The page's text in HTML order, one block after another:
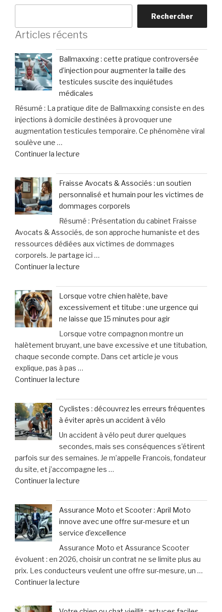
Rechercher
Articles récents
Ballmaxxing : cette pratique controversée
d’injection pour augmenter la taille des
testicules suscite des inquiétudes
médicales
Résumé : La pratique dite de Ballmaxxing consiste en des
injections à domicile destinées à provoquer une
augmentation testicules temporaire. Ce phénomène viral
soulève une …
Continuer la lecture
:
cette
pratique
controversée
d’injection
pour
augmenter
la
inquiétudes
médicales »
Fraisse Avocats & Associés : un soutien
personnalisé et humain pour les victimes de
dommages corporels
Résumé : Présentation du cabinet Fraisse
Avocats & Associés, de son approche humaniste et des
ressources dédiées aux victimes de dommages
corporels. Je partage ici …
Continuer la lecture
Avocats
&
Associés
:
un
soutien
personnalisé
et
dommages
corporels »
Lorsque votre chien halète, bave
excessivement et titube : une urgence qui
ne laisse que 15 minutes pour agir
Lorsque votre compagnon montre un
halètement bruyant, une bave excessive et une titubation,
chaque seconde compte. Dans cet article je vous
explique, pas à pas …
Continuer la lecture
votre
chien
halète,
bave
excessivement
et
titube
que
15
minutes
Cyclistes : découvrez les erreurs fréquentes
à éviter après un accident à vélo
Un accident à vélo peut durer quelques
secondes, mais ses conséquences s’étirent
parfois sur des semaines. Je m’appelle Francois, fondateur
du site, et j’accompagne les …
Continuer la lecture
:
découvrez
les
erreurs
fréquentes
à
éviter
Assurance Moto et Scooter : April Moto
innove avec une offre sur-mesure et un
service d’excellence
Assurance Moto et Assurance Scooter
évoluent : en 2026, choisir un contrat ne se limite plus au
prix. Les conducteurs veulent une offre sur-mesure, un …
Continuer la lecture
Moto